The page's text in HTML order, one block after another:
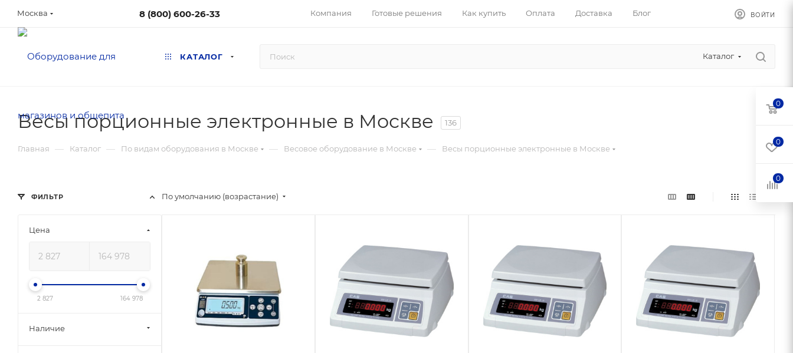
Москва 8 (800) 600-26-33 Компания Готовые решения Как купить Оплата Доставка Блог ВОЙТИ
КАТАЛОГ Каталог
Весы порционные электронные в Москве 136
Главная — Каталог — По видам оборудования в Москве — Весовое оборудование в Москве — Весы порционные электронные в Москве
По умолчанию (возрастание)
ФИЛЬТР
Цена
2 827 164 978
Наличие
0
0
0